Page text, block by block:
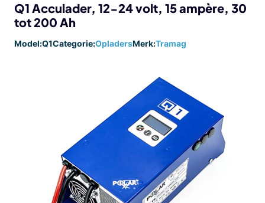
Q1 Acculader, 12-24 volt, 15 ampère, 30
tot 200 Ah
Model:Q1Categorie:OpladersMerk:Tramag